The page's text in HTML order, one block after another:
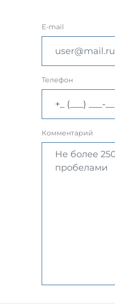
E-mail
Телефон
Комментарий